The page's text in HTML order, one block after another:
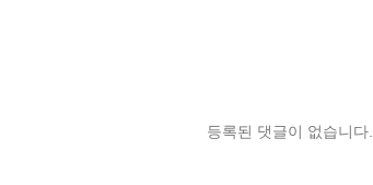
등록된 댓글이 없습니다.